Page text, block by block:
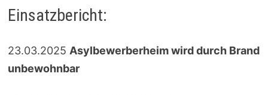
Einsatzbericht:
23.03.2025 Asylbewerberheim wird durch Brand
unbewohnbar